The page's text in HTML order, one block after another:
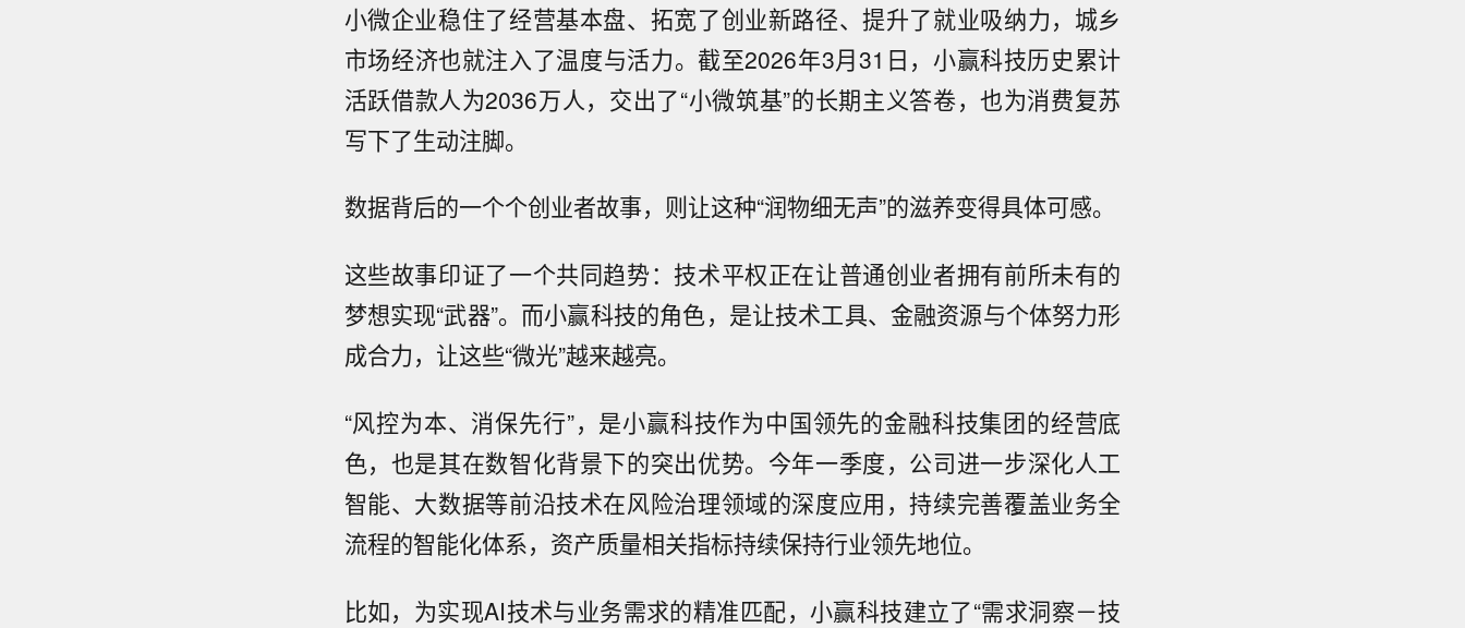
小微企业稳住了经营基本盘、拓宽了创业新路径、提升了就业吸纳力，城乡
市场经济也就注入了温度与活力。截至2026年3月31日，小赢科技历史累计
活跃借款人为2036万人，交出了“小微筑基”的长期主义答卷，也为消费复苏
写下了生动注脚。
数据背后的一个个创业者故事，则让这种“润物细无声”的滋养变得具体可感。
这些故事印证了一个共同趋势：技术平权正在让普通创业者拥有前所未有的
梦想实现“武器”。而小赢科技的角色，是让技术工具、金融资源与个体努力形
成合力，让这些“微光”越来越亮。
“风控为本、消保先行”，是小赢科技作为中国领先的金融科技集团的经营底
色，也是其在数智化背景下的突出优势。今年一季度，公司进一步深化人工
智能、大数据等前沿技术在风险治理领域的深度应用，持续完善覆盖业务全
流程的智能化体系，资产质量相关指标持续保持行业领先地位。
比如，为实现AI技术与业务需求的精准匹配，小赢科技建立了“需求洞察－技